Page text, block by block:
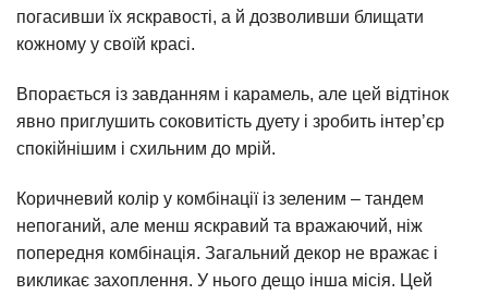
погасивши їх яскравості, а й дозволивши блищати
кожному у своїй красі.
Впорається із завданням і карамель, але цей відтінок
явно приглушить соковитість дуету і зробить інтер’єр
спокійнішим і схильним до мрій.
Коричневий колір у комбінації із зеленим – тандем
непоганий, але менш яскравий та вражаючий, ніж
попередня комбінація. Загальний декор не вражає і
викликає захоплення. У нього дещо інша місія. Цей